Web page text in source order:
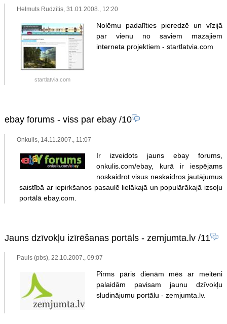
Helmuts Rudzītis, 31.01.2008., 12:20
startlatvia.com
Nolēmu padalīties pieredzē un vīzijā
par vienu no saviem mazajiem
interneta projektiem - startlatvia.com
ebay forums - viss par ebay/10
Onkulis, 14.11.2007., 11:07
Ir izveidots jauns ebay forums,
onkulis.com/ebay, kurā ir iespējams
noskaidrot visus neskaidros jautājumus
saistībā ar iepirkšanos pasaulē lielākajā un populārākajā izsoļu
portālā ebay.com.
Jauns dzīvokļu izīrēšanas portāls - zemjumta.lv/11
Pauls (pbs), 22.10.2007., 09:07
Pirms pāris dienām mēs ar meiteni
palaidām pavisam jaunu dzīvokļu
sludinājumu portālu - zemjumta.lv.